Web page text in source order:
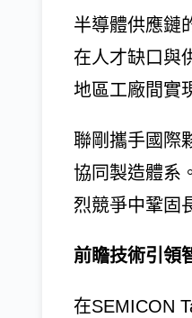
半導體供應鏈
在人才缺口與
地區工廠間實
聯剛攜手國際
協同製造體系
烈競爭中鞏固
前瞻技術引領
在SEMICON